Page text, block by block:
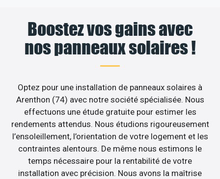
Boostez vos gains avec
nos panneaux solaires !
Optez pour une installation de panneaux solaires à
Arenthon (74) avec notre société spécialisée. Nous
effectuons une étude gratuite pour estimer les
rendements attendus. Nous étudions rigoureusement
l’ensoleillement, l’orientation de votre logement et les
contraintes alentours. De même nous estimons le
temps nécessaire pour la rentabilité de votre
installation avec précision. Nous avons la maîtrise